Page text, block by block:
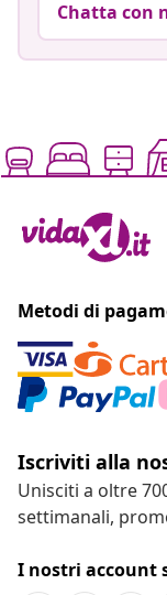
Chatta con
Metodi di
Iscriviti alla
Unisciti a oltre
settimanali,
I nostri account